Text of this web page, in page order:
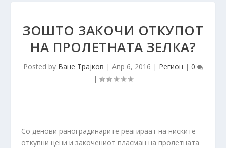
ЗОШТО ЗАКОЧИ ОТКУПОТ
НА ПРОЛЕТНАТА ЗЕЛКА?
Posted by Ване Трајков | Апр 6, 2016 | Регион | 0
|
Со денови раноградинарите реагирaат на ниските
откупни цени и закочениот пласман на пролетната